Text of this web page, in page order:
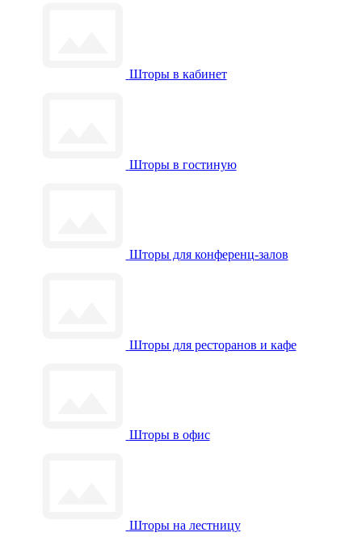
Шторы в кабинет
Шторы в гостиную
Шторы для конференц-залов
Шторы для ресторанов и кафе
Шторы в офис
Шторы на лестницу